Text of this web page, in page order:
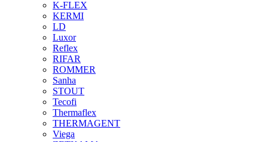
K-FLEX
KERMI
LD
Luxor
Reflex
RIFAR
ROMMER
Sanha
STOUT
Tecofi
Thermaflex
THERMAGENT
Viega